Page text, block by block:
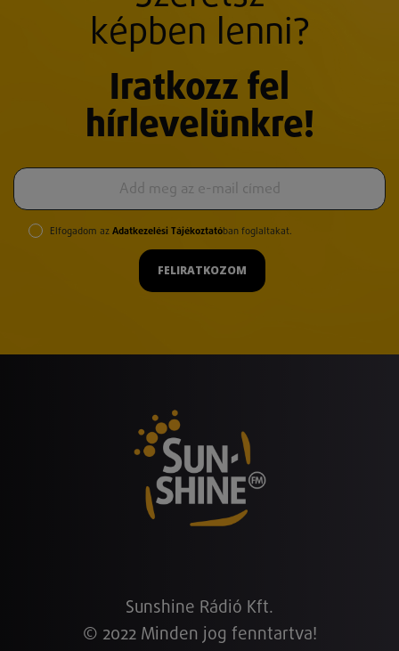
képben lenni?
Iratkozz fel
hírlevelünkre!
Elfogadom az Adatkezelési Tájékoztatóban foglaltakat.
FELIRATKOZOM
Sunshine Rádió Kft.
© 2022 Minden jog fenntartva!